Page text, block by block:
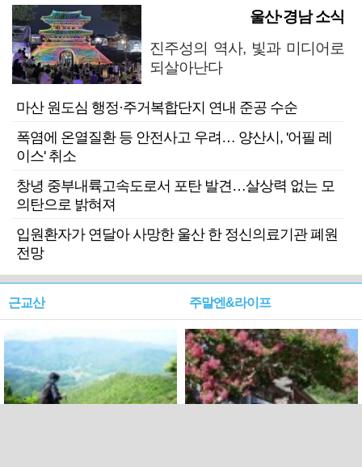
울산·경남 소식
진주성의 역사, 빛과 미디어로
되살아난다
마산 원도심 행정·주거복합단지 연내 준공 수순
폭염에 온열질환 등 안전사고 우려… 양산시, '어필 레
이스' 취소
창녕 중부내륙고속도로서 포탄 발견…살상력 없는 모
의탄으로 밝혀져
입원환자가 연달아 사망한 울산 한 정신의료기관 폐원
전망
근교산 주말엔&라이프